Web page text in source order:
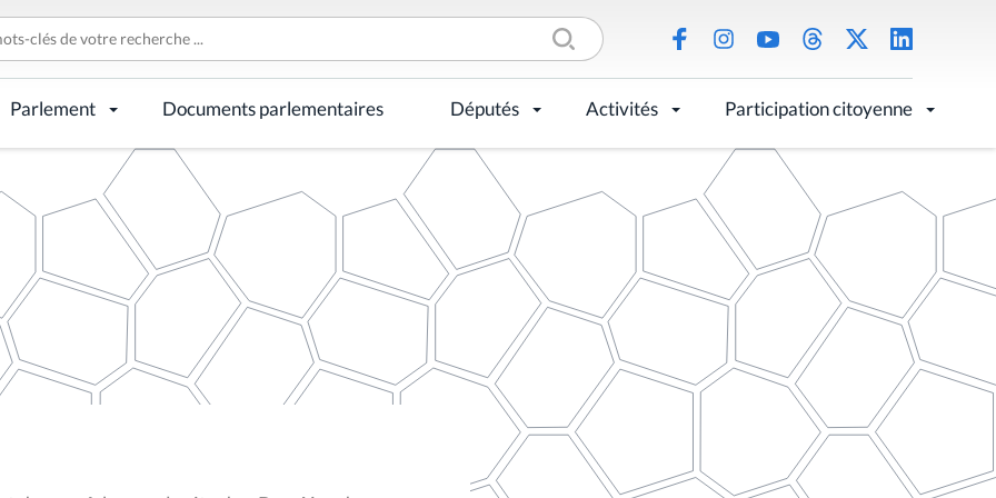
Parlement Documents parlementaires Députés Activités Participation citoyenne